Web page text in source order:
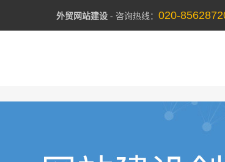
外贸网站建设 - 咨询热线： 020-